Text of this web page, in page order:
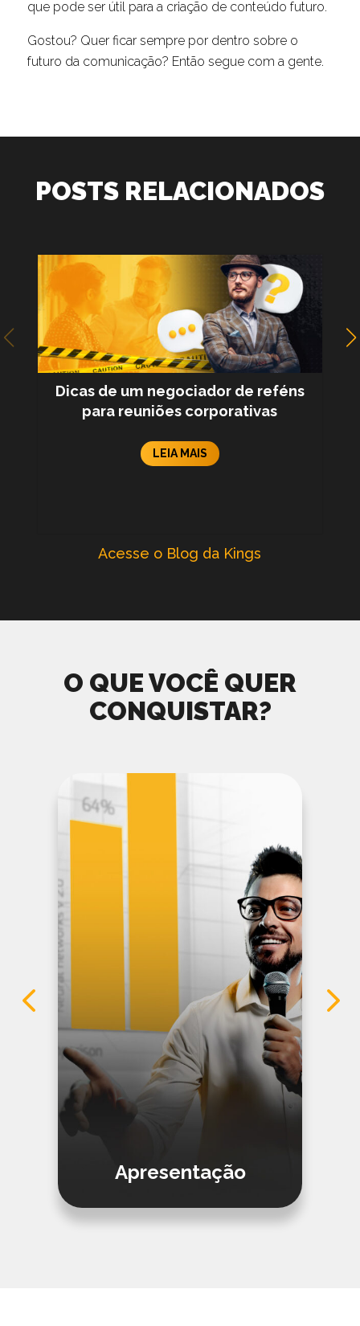
que pode ser útil para a criação de conteúdo futuro.
Gostou? Quer ficar sempre por dentro sobre o
futuro da comunicação? Então segue com a gente.
POSTS RELACIONADOS
Dicas de um negociador de reféns
para reuniões corporativas
LEIA MAIS
Acesse o Blog da Kings
O QUE VOCÊ QUER
CONQUISTAR?
Apresentação